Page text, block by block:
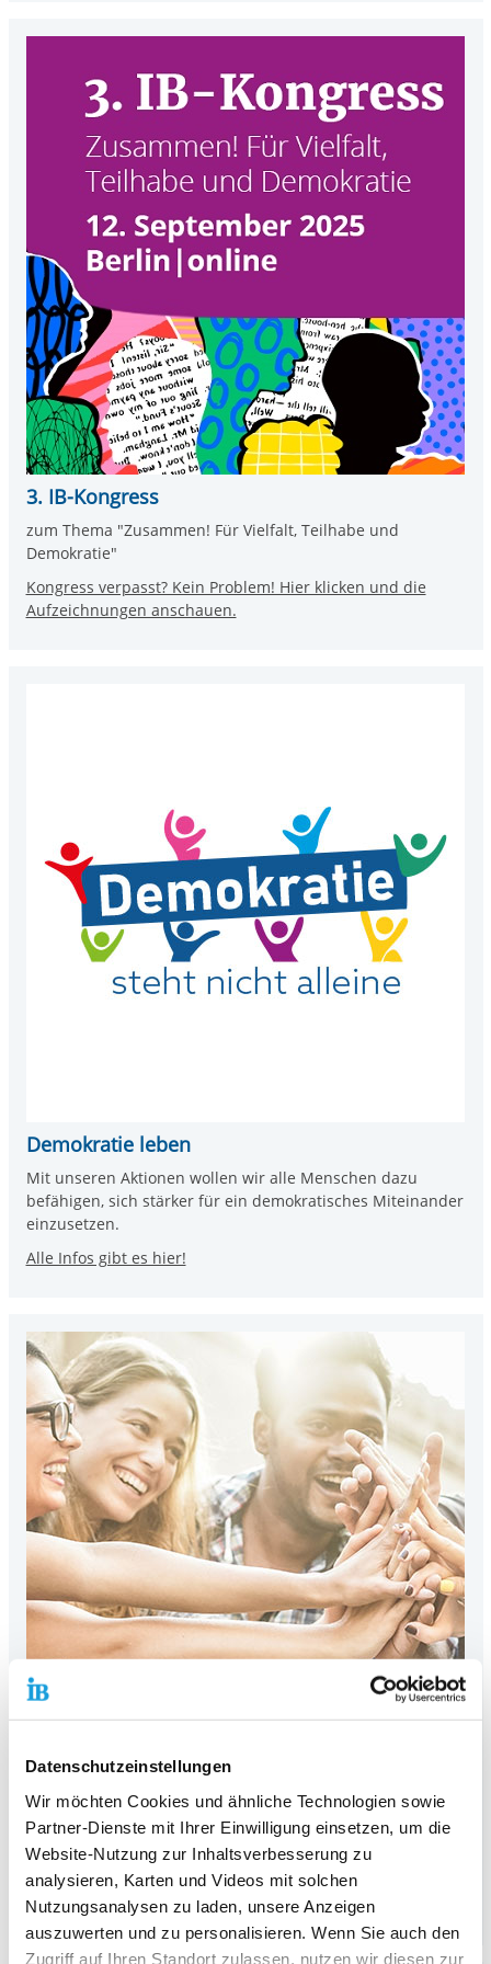
Datenschutzeinstellungen
Wir möchten Cookies und ähnliche Technologien sowie
Partner-Dienste mit Ihrer Einwilligung einsetzen, um die
Website-Nutzung zur Inhaltsverbesserung zu
analysieren, Karten und Videos mit solchen
Nutzungsanalysen zu laden, unsere Anzeigen
auszuwerten und zu personalisieren. Wenn Sie auch den
Zugriff auf Ihren Standort zulassen, nutzen wir diesen zur
3. IB-Kongress
zum Thema "Zusammen! Für Vielfalt, Teilhabe und
Demokratie"
Kongress verpasst? Kein Problem! Hier klicken und die
Aufzeichnungen anschauen.
Demokratie leben
Mit unseren Aktionen wollen wir alle Menschen dazu
befähigen, sich stärker für ein demokratisches Miteinander
einzusetzen.
Alle Infos gibt es hier!
Politische Bildung im IB
Demokratie ist keine Selbstverständlichkeit – sie braucht
politische Bildung!
Hier klicken und mehr zu den Angeboten und aktuellen
Workshops erfahren!